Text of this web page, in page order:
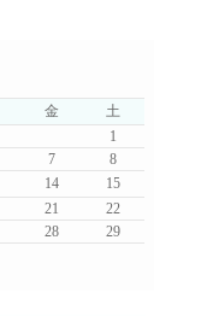
金
土
1
7 8
14
15
21
22
28
29